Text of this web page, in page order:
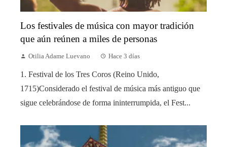
Los festivales de música con mayor tradición
que aún reúnen a miles de personas
Otilia Adame Luevano Hace 3 días
1. Festival de los Tres Coros (Reino Unido,
1715)Considerado el festival de música más antiguo que
sigue celebrándose de forma ininterrumpida, el Fest...